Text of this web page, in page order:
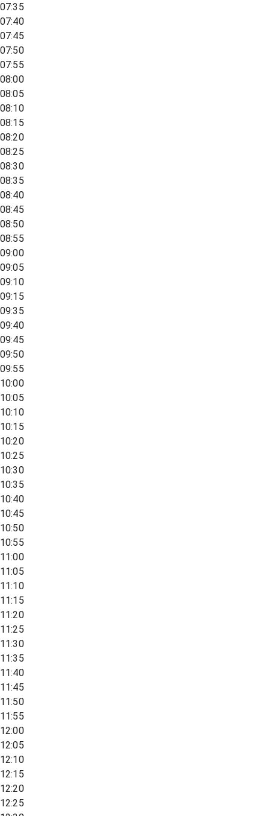
07:35
07:40
07:45
07:50
07:55
08:00
08:05
08:10
08:15
08:20
08:25
08:30
08:35
08:40
08:45
08:50
08:55
09:00
09:05
09:10
09:15
09:35
09:40
09:45
09:50
09:55
10:00
10:05
10:10
10:15
10:20
10:25
10:30
10:35
10:40
10:45
10:50
10:55
11:00
11:05
11:10
11:15
11:20
11:25
11:30
11:35
11:40
11:45
11:50
11:55
12:00
12:05
12:10
12:15
12:20
12:25